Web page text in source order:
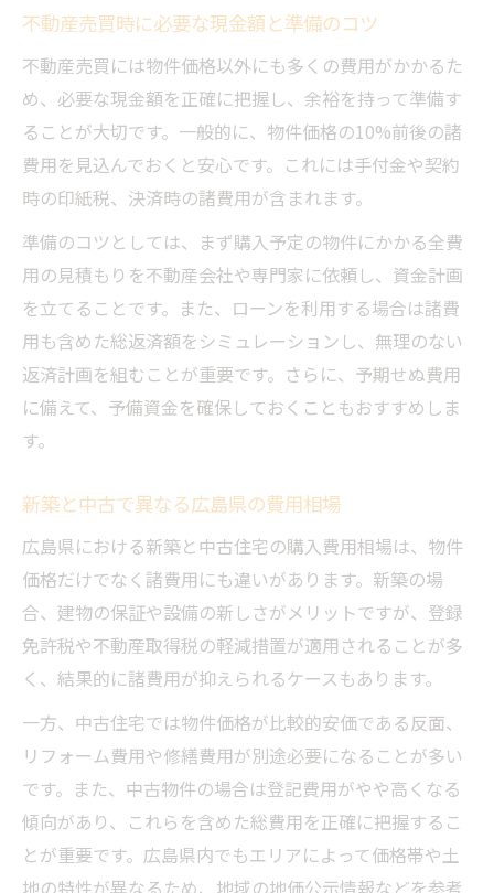
住宅ローン計画と不動産売買の資金配分コ
諸費用を見据えた自己資金準備のポイント
不動産取得税を賢く抑える申請と手続き
資産価値守るための広島の不動産売買戦略
不動産売買で資産価値を守る判断ポイント
広島県の市場動向を踏まえた購入戦略策定
将来を見据えた不動産売買タイミングの見
極め
安全性と資産性を両立する土地選びの工夫
長期間にわたる資産価値維持のポイント解
説
不動産売買時に必要な現金額と準備のコツ
不動産売買には物件価格以外にも多くの費用がかかるた
め、必要な現金額を正確に把握し、余裕を持って準備す
ることが大切です。一般的に、物件価格の10%前後の諸
費用を見込んでおくと安心です。これには手付金や契約
時の印紙税、決済時の諸費用が含まれます。
準備のコツとしては、まず購入予定の物件にかかる全費
用の見積もりを不動産会社や専門家に依頼し、資金計画
を立てることです。また、ローンを利用する場合は諸費
用も含めた総返済額をシミュレーションし、無理のない
返済計画を組むことが重要です。さらに、予期せぬ費用
に備えて、予備資金を確保しておくこともおすすめしま
す。
新築と中古で異なる広島県の費用相場
広島県における新築と中古住宅の購入費用相場は、物件
価格だけでなく諸費用にも違いがあります。新築の場
合、建物の保証や設備の新しさがメリットですが、登録
免許税や不動産取得税の軽減措置が適用されることが多
く、結果的に諸費用が抑えられるケースもあります。
一方、中古住宅では物件価格が比較的安価である反面、
リフォーム費用や修繕費用が別途必要になることが多い
です。また、中古物件の場合は登記費用がやや高くなる
傾向があり、これらを含めた総費用を正確に把握するこ
とが重要です。広島県内でもエリアによって価格帯や土
地の特性が異なるため、地域の地価公示情報などを参考